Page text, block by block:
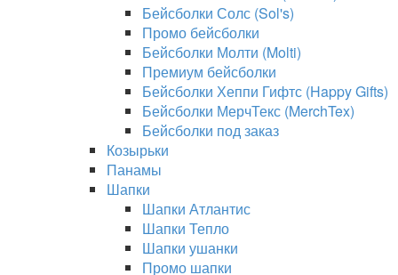
Бейсболки Солс (Sol's)
Промо бейсболки
Бейсболки Молти (Molti)
Премиум бейсболки
Бейсболки Хеппи Гифтс (Happy Gifts)
Бейсболки МерчТекс (MerchTex)
Бейсболки под заказ
Козырьки
Панамы
Шапки
Шапки Атлантис
Шапки Тепло
Шапки ушанки
Промо шапки